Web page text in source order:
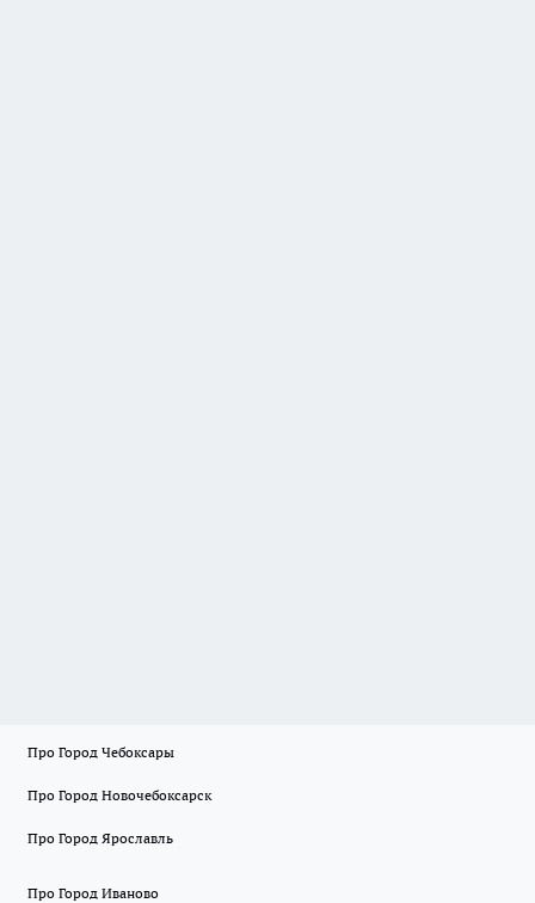
Про Город Чебоксары
Про Город Новочебоксарск
Про Город Ярославль
Про Город Иваново